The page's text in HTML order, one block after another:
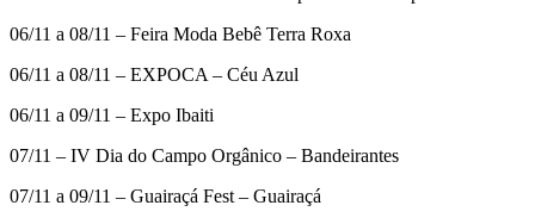
06/11 a 08/11 – Feira Moda Bebê Terra Roxa
06/11 a 08/11 – EXPOCA – Céu Azul
06/11 a 09/11 – Expo Ibaiti
07/11 – IV Dia do Campo Orgânico – Bandeirantes
07/11 a 09/11 – Guairaçá Fest – Guairaçá